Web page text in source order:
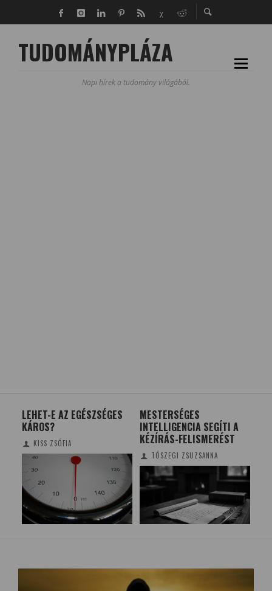
TUDOMÁNYPLÁZA
Napi hírek a tudomány világából.
LEHET-E AZ EGÉSZSÉGES
KÁROS?
KISS ZSÓFIA
MESTERSÉGES
INTELLIGENCIA SEGÍTI A
KÉZÍRÁS-FELISMERÉST
TÓSZEGI ZSUZSANNA